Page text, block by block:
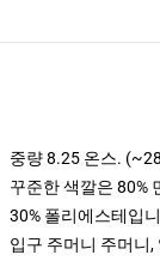
중량 8.25 온스.
꾸준한 색깔은 80%
30% 폴리에스테입
입구 주머니 주머니